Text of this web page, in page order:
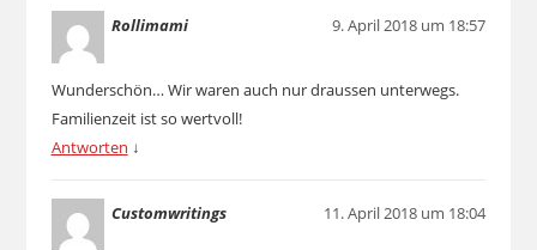
Rollimami 9. April 2018 um 18:57
Wunderschön… Wir waren auch nur draussen unterwegs.
Familienzeit ist so wertvoll!
Antworten ↓
Customwritings 11. April 2018 um 18:04